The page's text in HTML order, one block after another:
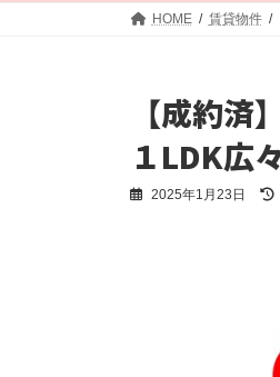
HOME 賃貸物件
【成約
１LDK広
2025年1月23日